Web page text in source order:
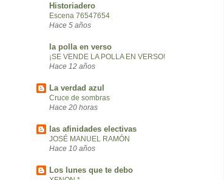
Historiadero
Escena 76547654
Hace 5 años
la polla en verso
¡SE VENDE LA POLLA EN VERSO!
Hace 12 años
La verdad azul
Cruce de sombras
Hace 20 horas
las afinidades electivas
JOSÉ MANUEL RAMÓN
Hace 10 años
Los lunes que te debo